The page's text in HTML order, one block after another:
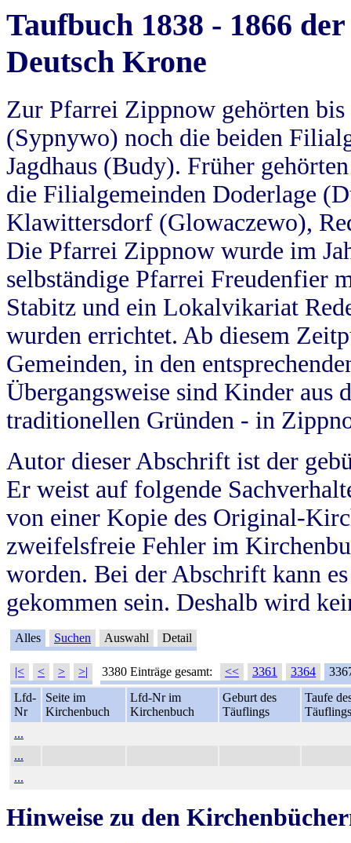
Taufbuch 1838 - 1866
Deutsch Krone
Zur Pfarrei Zippnow gehörten
(Sypnywo) noch die beiden
Jagdhaus (Budy). Früher
die Filialgemeinden Doderlage
Klawittersdorf (Glowaczewo),
Die Pfarrei Zippnow wurde im
selbständige Pfarrei Freudenfier
Stabitz und ein Lokalvikariat
wurden errichtet. Ab diesem
Gemeinden, in den
Übergangsweise sind Kinder aus
traditionellen Gründen - in
Autor dieser Abschrift ist der
Er weist auf folgende
von einer Kopie des Original-
zweifelsfreie Fehler im
worden. Bei der Abschrift kann
gekommen sein. Deshalb wird
Alles Suchen Auswahl Detail
|< < > >| 3380 Einträge gesamt: << 3361 3364
Lfd-
Nr
Seite im
Kirchenbuch
Lfd-Nr im
Kirchenbuch
Geburt des
Täuflings
Taufe
Täuflings
...
...
...
Hinweise zu den